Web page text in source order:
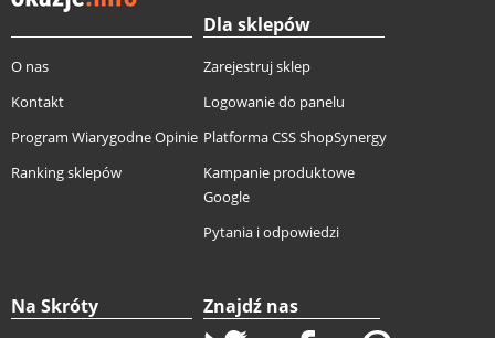
O nas
Kontakt
Program Wiarygodne Opinie
Ranking sklepów
Dla sklepów
Zarejestruj sklep
Logowanie do panelu
Platforma CSS ShopSynergy
Kampanie produktowe
Google
Pytania i odpowiedzi
Na Skróty Znajdź nas